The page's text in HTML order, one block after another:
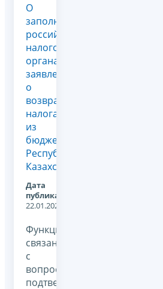
О
заполнении
российскими
налоговыми
органами
заявлений
о
возврате
налога
из
бюджета
Республики
Казахстан
Дата
публикации:
22.01.2026
Функции,
связанные
с
вопросами
подтверждения